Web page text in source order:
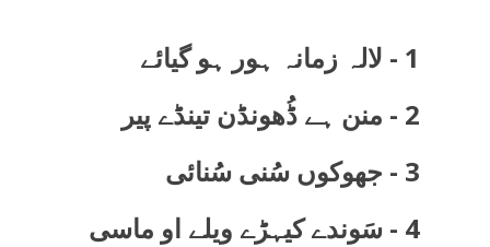
4 - سَوندے کیہڑے ویلے او ماسی
3 - جھوکوں سُنی سُنائی
2 - منن ہے ڈُھونڈن تینڈے پیر
1 - لالہ زمانہ ہور ہو گیائے